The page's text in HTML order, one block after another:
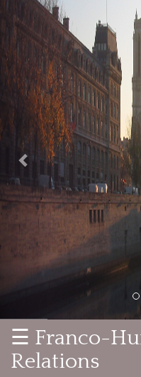
Previous
☰ Franco-
Relations